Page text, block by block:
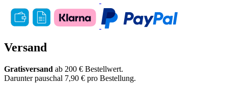
Versand
Gratisversand ab 200 € Bestellwert.
Darunter pauschal 7,90 € pro Bestellung.